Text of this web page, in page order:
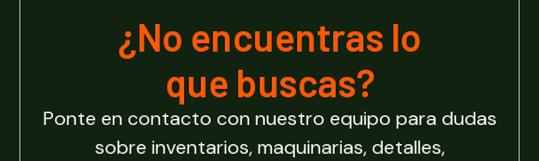
¿No encuentras lo
que buscas?
Ponte en contacto con nuestro equipo para dudas
sobre inventarios, maquinarias, detalles,